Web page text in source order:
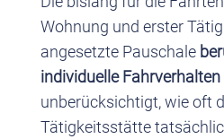
Wohnung und erster
angesetzte Pauschale
individuelle
unberücksichtigt, wie oft
Tätigkeitsstätte